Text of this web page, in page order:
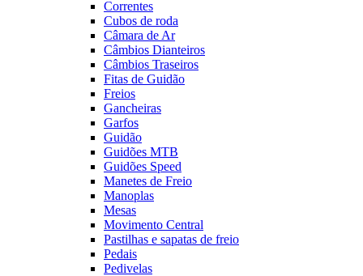
Correntes
Cubos de roda
Câmara de Ar
Câmbios Dianteiros
Câmbios Traseiros
Fitas de Guidão
Freios
Gancheiras
Garfos
Guidão
Guidões MTB
Guidões Speed
Manetes de Freio
Manoplas
Mesas
Movimento Central
Pastilhas e sapatas de freio
Pedais
Pedivelas